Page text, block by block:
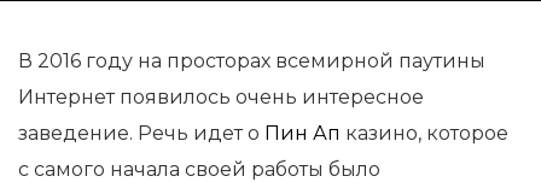
В 2016 году на просторах всемирной паутины
Интернет появилось очень интересное
заведение. Речь идет о Пин Ап казино, которое
с самого начала своей работы было